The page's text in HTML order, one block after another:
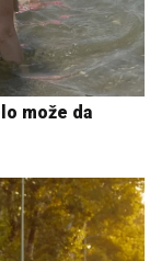
može da